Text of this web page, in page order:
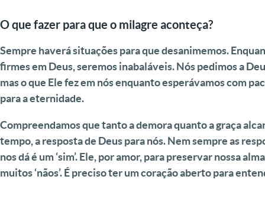
O que fazer para que o milagre aconteça?
Sempre haverá situações para que desanimemos.
firmes em Deus, seremos inabaláveis. Nós pedimos a
mas o que Ele fez em nós enquanto esperávamos com
para a eternidade.
Compreendamos que tanto a demora quanto a graça
tempo, a resposta de Deus para nós.Nem sempre as
nos dá é um ‘sim’. Ele, por amor, para preservar nossa
muitos ‘nãos’. É preciso ter um coração aberto para